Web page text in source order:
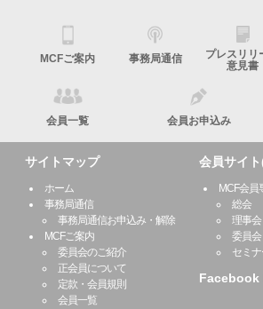
MCFご案内 事務局通信
プレスリリ
意見書
会員一覧 会員お申込み
サイトマップ
ホーム
事務局通信
事務局通信お申込み・解除
MCFご案内
委員会のご紹介
正会員について
定款・会員規則
会員一覧
会員サイ
MCF会員
総会
理事
委員
セミ
Facebook